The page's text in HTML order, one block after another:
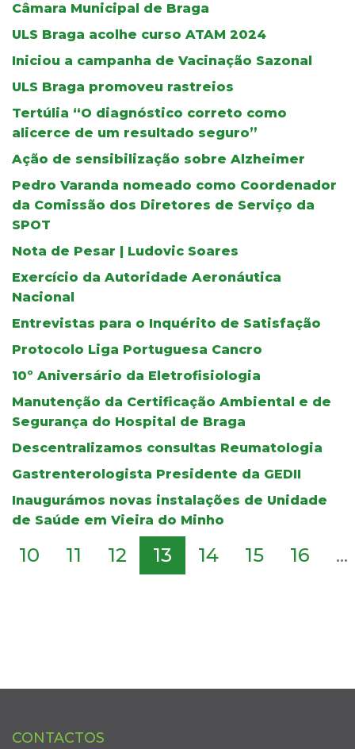
Câmara Municipal de Braga
ULS Braga acolhe curso ATAM 2024
Iniciou a campanha de Vacinação Sazonal
ULS Braga promoveu rastreios
Tertúlia “O diagnóstico correto como
alicerce de um resultado seguro”
Ação de sensibilização sobre Alzheimer
Pedro Varanda nomeado como Coordenador
da Comissão dos Diretores de Serviço da
SPOT
Nota de Pesar | Ludovic Soares
Exercício da Autoridade Aeronáutica
Nacional
Entrevistas para o Inquérito de Satisfação
Protocolo Liga Portuguesa Cancro
10º Aniversário da Eletrofisiologia
Manutenção da Certificação Ambiental e de
Segurança do Hospital de Braga
Descentralizamos consultas Reumatologia
Gastrenterologista Presidente da GEDII
Inaugurámos novas instalações de Unidade
de Saúde em Vieira do Minho
10 11 12 13 14 15 16 ...
CONTACTOS